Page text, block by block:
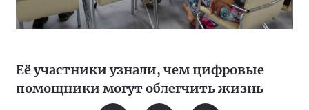
Её участники узнали, чем цифровые
помощники могут облегчить жизнь